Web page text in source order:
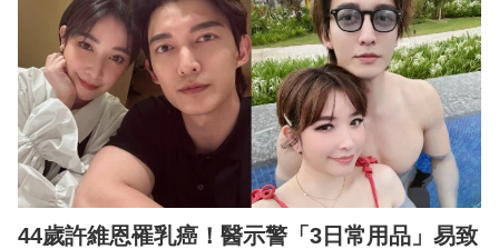
44歲許維恩罹乳癌！醫示警「3日常用品」易致